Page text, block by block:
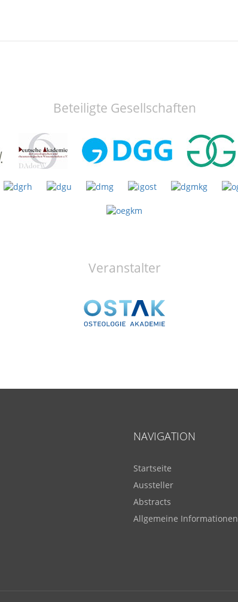
Beteiligte Gesellschaften
Veranstalter
NAVIGATION
Startseite
Aussteller
Abstracts
Allgemeine Informationen